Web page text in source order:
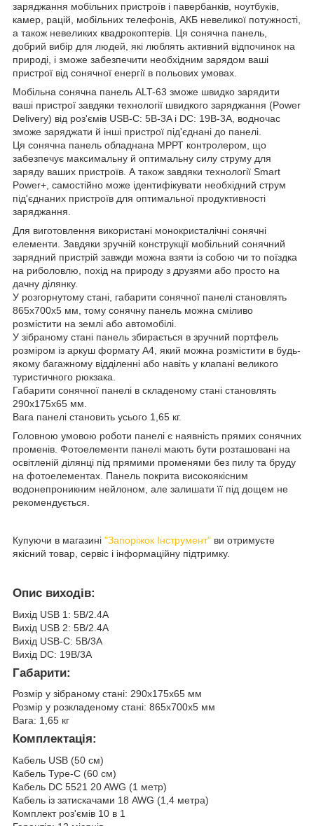
заряджання мобільних пристроїв і павербанків, ноутбуків,
камер, рацій, мобільних телефонів, АКБ невеликої потужності,
а також невеликих квадрокоптерів. Ця сонячна панель,
добрий вибір для людей, які люблять активний відпочинок на
природі, і зможе забезпечити необхідним зарядом ваші
пристрої від сонячної енергії в польових умовах.
Мобільна сонячна панель ALT-63 зможе швидко зарядити
ваші пристрої завдяки технології швидкого заряджання (Power
Delivery) від роз'ємів USB-С: 5В-3A і DC: 19В-3А, водночас
зможе заряджати й інші пристрої під'єднані до панелі.
Ця сонячна панель обладнана МРРТ контролером, що
забезпечує максимальну й оптимальну силу струму для
заряду ваших пристроїв. А також завдяки технології Smart
Power+, самостійно може ідентифікувати необхідний струм
під'єднаних пристроїв для оптимальної продуктивності
заряджання.
Для виготовлення використані монокристалічні сонячні
елементи. Завдяки зручній конструкції мобільний сонячний
зарядний пристрій завжди можна взяти із собою чи то поїздка
на риболовлю, похід на природу з друзями або просто на
дачну ділянку.
У розгорнутому стані, габарити сонячної панелі становлять
865x700x5 мм, тому сонячну панель можна сміливо
розмістити на землі або автомобілі.
У зібраному стані панель збирається в зручний портфель
розміром із аркуш формату А4, який можна розмістити в будь-
якому багажному відділенні або навіть у клапані великого
туристичного рюкзака.
Габарити сонячної панелі в складеному стані становлять
290x175x65 мм.
Вага панелі становить усього 1,65 кг.
Головною умовою роботи панелі є наявність прямих сонячних
променів. Фотоелементи панелі мають бути розташовані на
освітленій ділянці під прямими променями без пилу та бруду
на фотоелементах. Панель покрита високоякісним
водонепроникним нейлоном, але залишати її під дощем не
рекомендується.
Купуючи в магазині "Запоріжок Інструмент" ви отримуєте
якісний товар, сервіс і інформаційну підтримку.
Опис виходів:
Вихід USB 1: 5В/2.4A
Вихід USB 2: 5В/2.4A
Вихід USB-С: 5В/3A
Вихід DC: 19В/3А
Габарити:
Розмір у зібраному стані: 290х175х65 мм
Розмір у розкладеному стані: 865х700х5 мм
Вага: 1,65 кг
Комплектація:
Кабель USB (50 см)
Кабель Type-C (60 см)
Кабель DC 5521 20 AWG (1 метр)
Кабель із затискачами 18 AWG (1,4 метра)
Комплект роз'ємів 10 в 1